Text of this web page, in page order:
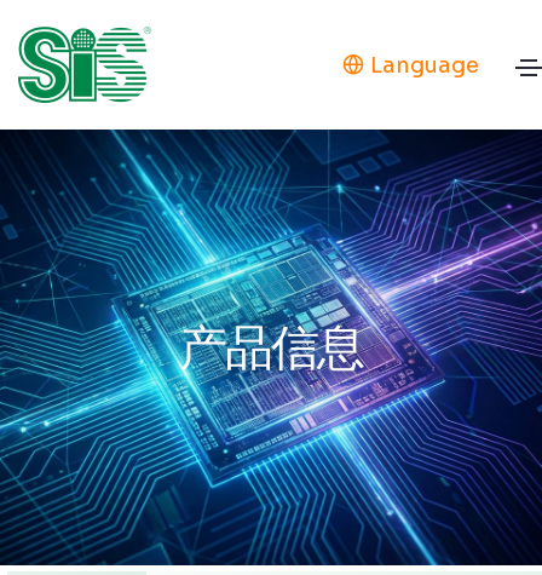
Language
产品信息